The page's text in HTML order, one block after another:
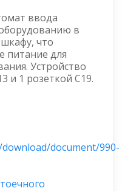
ввода
в
что
питание для
Устройство
и 1 розеткой C19.
document/990-